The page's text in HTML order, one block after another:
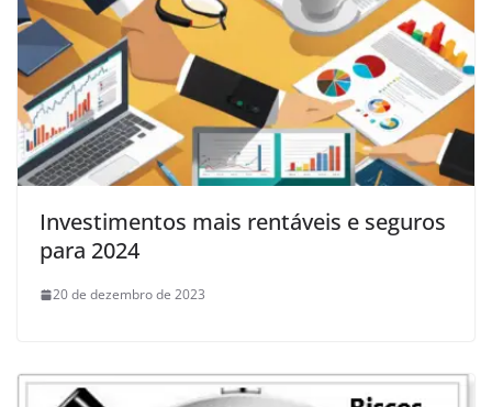
Investimentos mais rentáveis ​​e seguros
para 2024
20 de dezembro de 2023